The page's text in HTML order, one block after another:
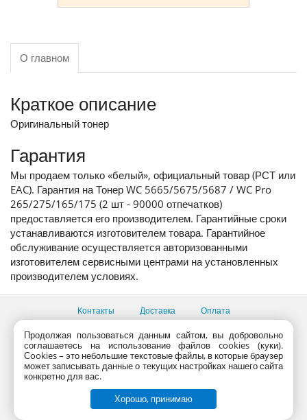
О главном
Краткое описание
Оригинальный тонер
Гарантия
Мы продаем только «белый», официальный товар (РСТ или
EAC). Гарантия на Тонер WC 5665/5675/5687 / WC Pro
265/275/165/175 (2 шт - 90000 отпечатков)
предоставляется его производителем. Гарантийные сроки
устанавливаются изготовителем товара. Гарантийное
обслуживание осуществляется авторизованными
изготовителем сервисными центрами на установленных
производителем условиях.
Контакты Доставка Оплата
Все пункты выдачи
Консультации продавцов по телефону:+7 (495) 795-09-03,
+7 (800) 775-09-03
PlanetaShop.ru © 2000 - 2017 | Все права защищены
Продолжая пользоваться данным сайтом, вы добровольно
соглашаетесь на использование файлов cookies (куки).
Сookies – это небольшие текстовые файлы, в которые браузер
может записывать данные о текущих настройках нашего сайта
конкретно для вас.
Хорошо, принимаю